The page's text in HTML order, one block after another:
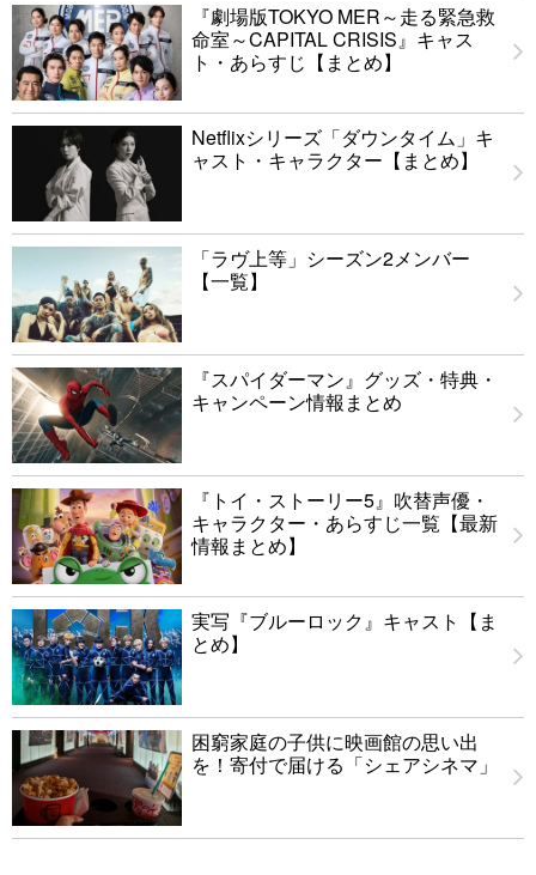
『劇場版TOKYO MER～走る緊急救
命室～CAPITAL CRISIS』キャス
ト・あらすじ【まとめ】
Netflixシリーズ「ダウンタイム」キ
ャスト・キャラクター【まとめ】
「ラヴ上等」シーズン2メンバー
【一覧】
『スパイダーマン』グッズ・特典・
キャンペーン情報まとめ
『トイ・ストーリー5』吹替声優・
キャラクター・あらすじ一覧【最新
情報まとめ】
実写『ブルーロック』キャスト【ま
とめ】
困窮家庭の子供に映画館の思い出
を！寄付で届ける「シェアシネマ」